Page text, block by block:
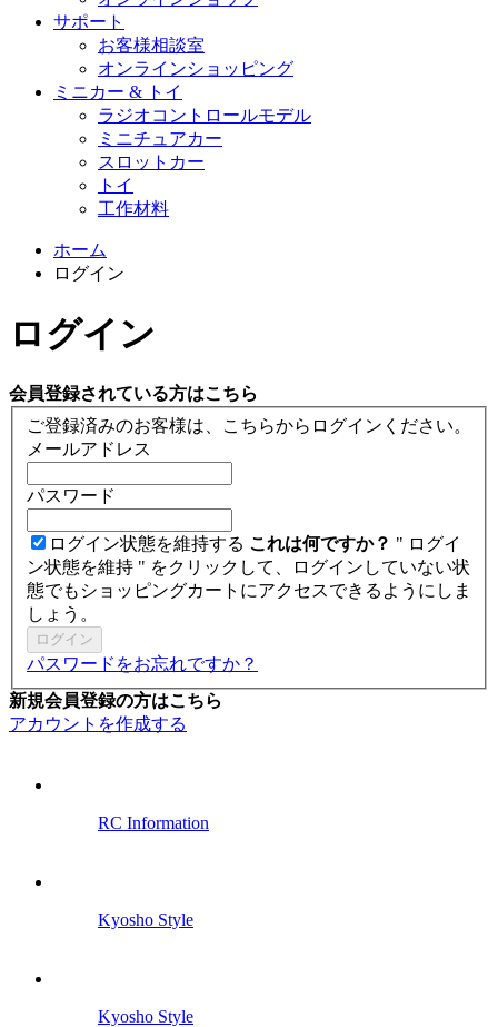
サポート
お客様相談室
オンラインショッピング
ミニカー & トイ
ラジオコントロールモデル
ミニチュアカー
スロットカー
トイ
工作材料
ホーム
ログイン
ログイン
会員登録されている方はこちら
ご登録済みのお客様は、こちらからログインください。
メールアドレス
パスワード
ログイン状態を維持する これは何ですか？ " ログイ
ン状態を維持 " をクリックして、ログインしていない状
態でもショッピングカートにアクセスできるようにしま
しょう。
ログイン
パスワードをお忘れですか？
新規会員登録の方はこちら
アカウントを作成する
RC Information
Kyosho Style
Kyosho Style